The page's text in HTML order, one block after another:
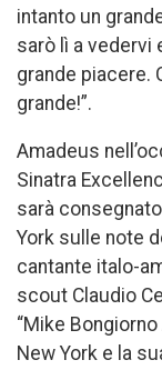
intanto un
sarò lì a vedervi
grande piacere.
grande!”.
Amadeus
Sinatra
sarà
York sulle note
cantante italo-
scout Claudio
“Mike
New York e la